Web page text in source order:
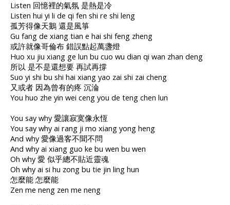
Listen 回憶裡的氣氛 是熱是冷
Listen hui yi li de qi fen shi re shi leng
孤芳得像天鵝 還是風箏
Gu fang de xiang tian e hai shi feng zheng
或許就像哥倫布 錯誤點起萬盞燈
Huo xu jiu xiang ge lun bu cuo wu dian qi wan zhan deng
所以 是不是還想要 再試再撐
Suo yi shi bu shi hai xiang yao zai shi zai cheng
又或者 因為曾有的疼 沉淪
You huo zhe yin wei ceng you de teng chen lun
You say why 愛讓寂寞像永恆
You say why ai rang ji mo xiang yong heng
And why 愛像過客不聞不問
And why ai xiang guo ke bu wen bu wen
Oh why 愛 似乎總不貼近靈魂
Oh why ai si hu zong bu tie jin ling hun
怎麼能 怎麼能
Zen me neng zen me neng